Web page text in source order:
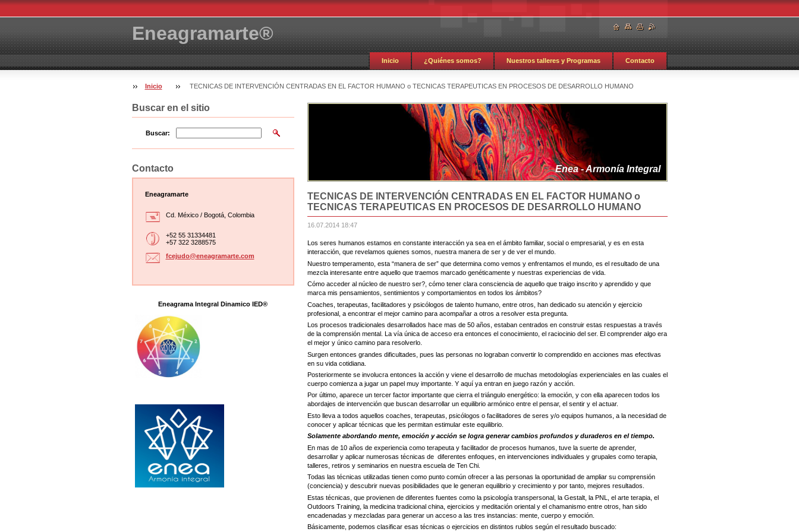
Eneagramarte®
Inicio ¿Quiénes somos? Nuestros talleres y Programas Contacto
Inicio TECNICAS DE INTERVENCIÓN CENTRADAS EN EL FACTOR HUMANO o TECNICAS TERAPEUTICAS EN PROCESOS DE DESARROLLO HUMANO
Enea - Armonía Integral
TECNICAS DE INTERVENCIÓN CENTRADAS EN EL FACTOR HUMANO o
TECNICAS TERAPEUTICAS EN PROCESOS DE DESARROLLO HUMANO
16.07.2014 18:47
Los seres humanos estamos en constante interacción ya sea en el ámbito familiar, social o empresarial, y es en esta
interacción, que revelamos quienes somos, nuestra manera de ser y de ver el mundo.
Nuestro temperamento, esta “manera de ser” que determina como vemos y enfrentamos el mundo, es el resultado de una
mezcla interesante entre aquello que traemos marcado genéticamente y nuestras experiencias de vida.
Cómo acceder al núcleo de nuestro ser?, cómo tener clara consciencia de aquello que traigo inscrito y aprendido y que
marca mis pensamientos, sentimientos y comportamientos en todos los ámbitos?
Coaches, terapeutas, facilitadores y psicólogos de talento humano, entre otros, han dedicado su atención y ejercicio
profesional, a encontrar el mejor camino para acompañar a otros a resolver esta pregunta.
Los procesos tradicionales desarrollados hace mas de 50 años, estaban centrados en construir estas respuestas a través
de la comprensión mental. La vía única de acceso era entonces el conocimiento, el raciocinio del ser. El comprender algo era
el mejor y único camino para resolverlo.
Surgen entonces grandes dificultades, pues las personas no lograban convertir lo comprendido en acciones mas efectivas
en su vida cotidiana.
Posteriormente se involucra entonces la acción y viene el desarrollo de muchas metodologías experienciales en las cuales el
cuerpo comienza a jugar un papel muy importante. Y aquí ya entran en juego razón y acción.
Por último, aparece un tercer factor importante que cierra el triángulo energético: la emoción, y con ella aparecen todos los
abordajes de intervención que buscan desarrollar un equilibrio armónico entre el pensar, el sentir y el actuar.
Esto lleva a todos aquellos coaches, terapeutas, psicólogos o facilitadores de seres y/o equipos humanos, a la necesidad de
conocer y aplicar técnicas que les permitan estimular este equilibrio.
Solamente abordando mente, emoción y acción se logra generar cambios profundos y duraderos en el tiempo.
En mas de 10 años de experiencia como terapeuta y facilitador de procesos humanos, tuve la suerte de aprender,
desarrollar y aplicar numerosas técnicas de diferentes enfoques, en intervenciones individuales y grupales como terapia,
talleres, retiros y seminarios en nuestra escuela de Ten Chi.
Todas las técnicas utilizadas tienen como punto común ofrecer a las personas la oportunidad de ampliar su comprensión
(conciencia) y descubrir nuevas posibilidades que le generan equilibrio y crecimiento y por tanto, mejores resultados.
Estas técnicas, que provienen de diferentes fuentes como la psicología transpersonal, la Gestalt, la PNL, el arte terapia, el
Outdoors Training, la medicina tradicional china, ejercicios y meditación oriental y el chamanismo entre otros, han sido
encadenadas y mezcladas para generar un acceso a las tres instancias: mente, cuerpo y emoción.
Básicamente, podemos clasificar esas técnicas o ejercicios en distintos rublos según el resultado buscado:
Buscar en el sitio
Buscar:
Contacto
Eneagramarte
Cd. México / Bogotá, Colombia
+52 55 31334481
+57 322 3288575
fcejudo@eneagramarte.com
Eneagrama Integral Dinamico IED®